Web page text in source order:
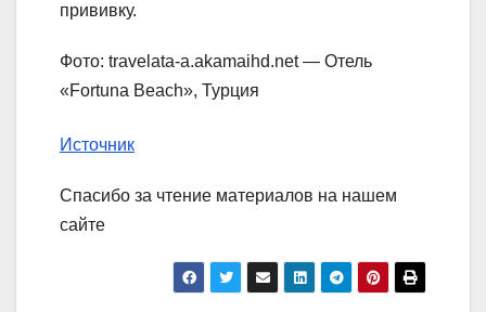
прививку.
Фото: travelata-a.akamaihd.net — Отель
«Fortuna Beach», Турция
Источник
Спасибо за чтение материалов на нашем
сайте